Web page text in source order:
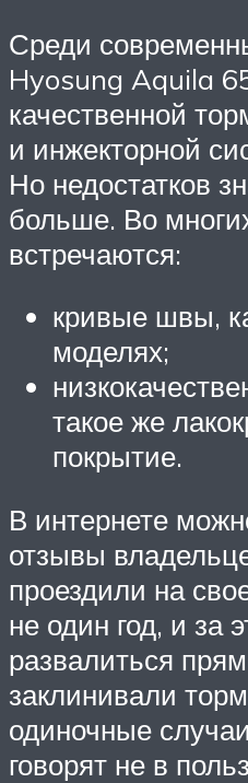
Среди
Hyosung Aquila
качественной
и инжекторной
Но недостатков
больше. Во
встречаются:
кривые швы,
моделях;
такое же
покрытие.
В интернете
отзывы
проездили на
не один год, и за
развалиться
заклинивали
одиночные
говорят не в